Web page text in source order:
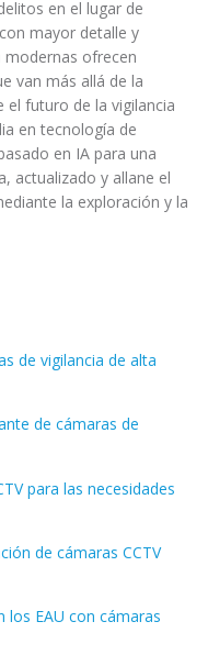
actualizado y allane el
la exploración y la
de vigilancia de alta
para las necesidades
de cámaras CCTV
EAU con cámaras